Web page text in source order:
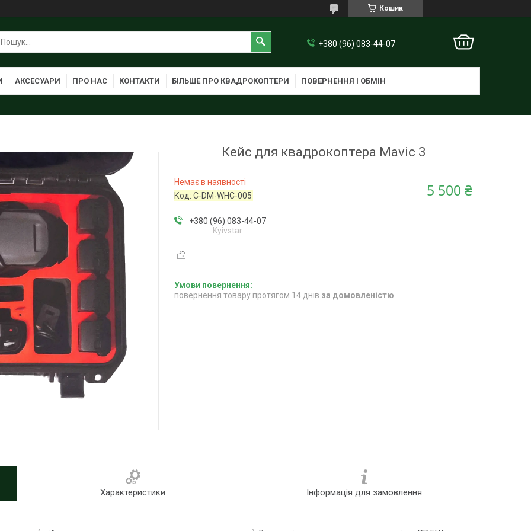
Кошик
+380 (96) 083-44-07
АКСЕСУАРИ ПРО НАС КОНТАКТИ БІЛЬШЕ ПРО КВАДРОКОПТЕРИ ПОВЕРНЕННЯ І ОБМІН
Кейс для квадрокоптера Mavic 3
Немає в наявності
Код:C-DM-WHC-005 5 500 ₴
+380 (96) 083-44-07
Kyivstar
повернення товару протягом 14 днів за домовленістю
Характеристики Інформація для замовлення